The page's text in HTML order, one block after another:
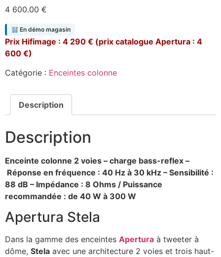
4 600.00 €
En démo magasin
Prix Hifimage : 4 290 € (prix catalogue Apertura : 4
600 €)
Catégorie : Enceintes colonne
Description
Description
Enceinte colonne 2 voies – charge bass-reflex –
Réponse en fréquence : 40 Hz à 30 kHz – Sensibilité :
88 dB – Impédance : 8 Ohms / Puissance
recommandée : de 40 W à 300 W
Apertura Stela
Dans la gamme des enceintes Apertura à tweeter à
dôme, Stela avec une architecture 2 voies et trois haut-